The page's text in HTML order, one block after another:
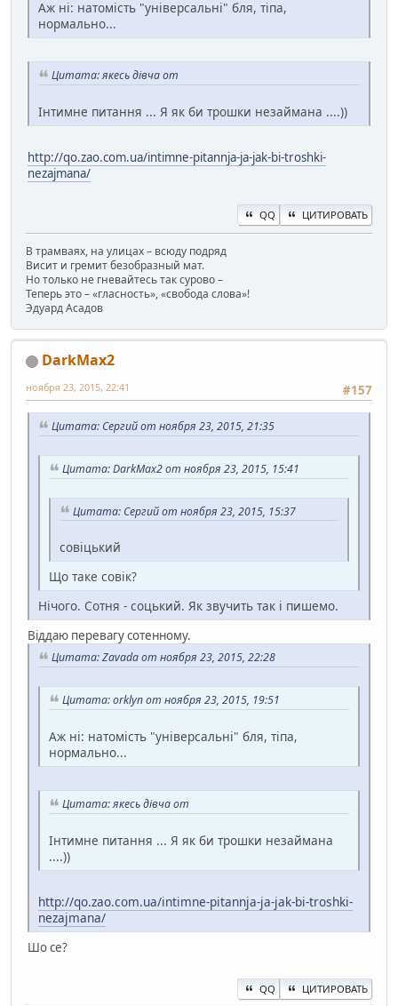
Аж ні: натомість "універсальні" бля, тіпа,
нормально...
Цитата: якесь дівча от
Інтимне питання ... Я як би трошки незаймана ....))
http://qo.zao.com.ua/intimne-pitannja-ja-jak-bi-troshki-
nezajmana/
QQ ЦИТИРОВАТЬ
В трамваях, на улицах – всюду подряд
Висит и гремит безобразный мат.
Но только не гневайтесь так сурово –
Теперь это – «гласность», «свобода слова»!
Эдуард Асадов
DarkMax2
#157
ноября 23, 2015, 22:41
Цитата: Сергий от ноября 23, 2015, 21:35
Цитата: DarkMax2 от ноября 23, 2015, 15:41
Цитата: Сергий от ноября 23, 2015, 15:37
совіцький
Що таке совік?
Нічого. Сотня - соцький. Як звучить так і пишемо.
Віддаю перевагу сотенному.
Цитата: Zavada от ноября 23, 2015, 22:28
Цитата: orklyn от ноября 23, 2015, 19:51
Аж ні: натомість "універсальні" бля, тіпа,
нормально...
Цитата: якесь дівча от
Інтимне питання ... Я як би трошки незаймана
....))
http://qo.zao.com.ua/intimne-pitannja-ja-jak-bi-troshki-
nezajmana/
Шо се?
QQ ЦИТИРОВАТЬ